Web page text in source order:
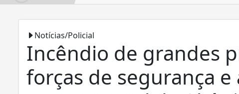
Notícias/Policial
Incêndio de grandes
forças de segurança